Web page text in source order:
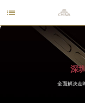

深
全面解决走